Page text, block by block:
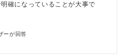
確になっていることが大事で
ーが回答